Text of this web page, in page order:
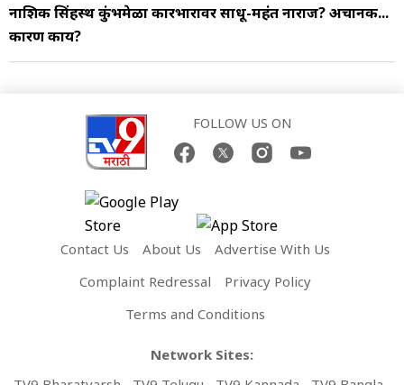
नाशिक सिंहस्थ कुंभमेळा कारभारावर साधू-महंत नाराज? अचानक...
कारण काय?
FOLLOW US ON
Contact Us About Us
Advertise With Us
Complaint Redressal
Privacy Policy
Terms and Conditions
Network Sites: